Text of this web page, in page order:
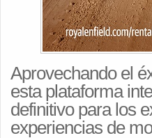
Aprovechando el
esta plataforma
definitivo para los
experiencias de